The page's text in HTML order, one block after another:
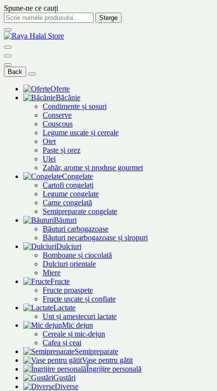
Spune-ne ce cauți
Șterge
Back
Oferte
Băcănie
Condimente și sosuri
Conserve
Couscous
Legume uscate și cereale
Otet
Paste și orez
Ulei
Zahăr, arome și produse gourmet
Congelate
Cartofi congelați
Legume congelate
Carne congelată
Semipreparate congelate
Băuturi
Băuturi carbogazoase
Băuturi necarbogazoase și siropuri
Dulciuri
Bomboane și ciocolată
Dulciuri orientale
Miere
Fructe
Fructe proaspete
Fructe uscate și confiate
Lactate
Unt și amestecuri lactate
Mic dejun
Cereale și mic-dejun
Cafea și ceai
Semipreparate
Vase pentru gătit
Îngrijire personală
Gustări
Diverse